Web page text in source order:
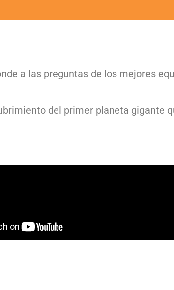
a las preguntas de los mejores
del primer planeta gigante